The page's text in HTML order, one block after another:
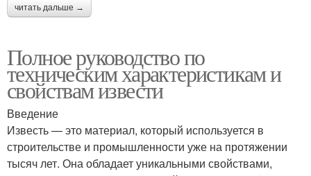
читать дальше →
Полное руководство по
техническим характеристикам и
свойствам извести
Введение
Известь — это материал, который используется в
строительстве и промышленности уже на протяжении
тысяч лет. Она обладает уникальными свойствами,